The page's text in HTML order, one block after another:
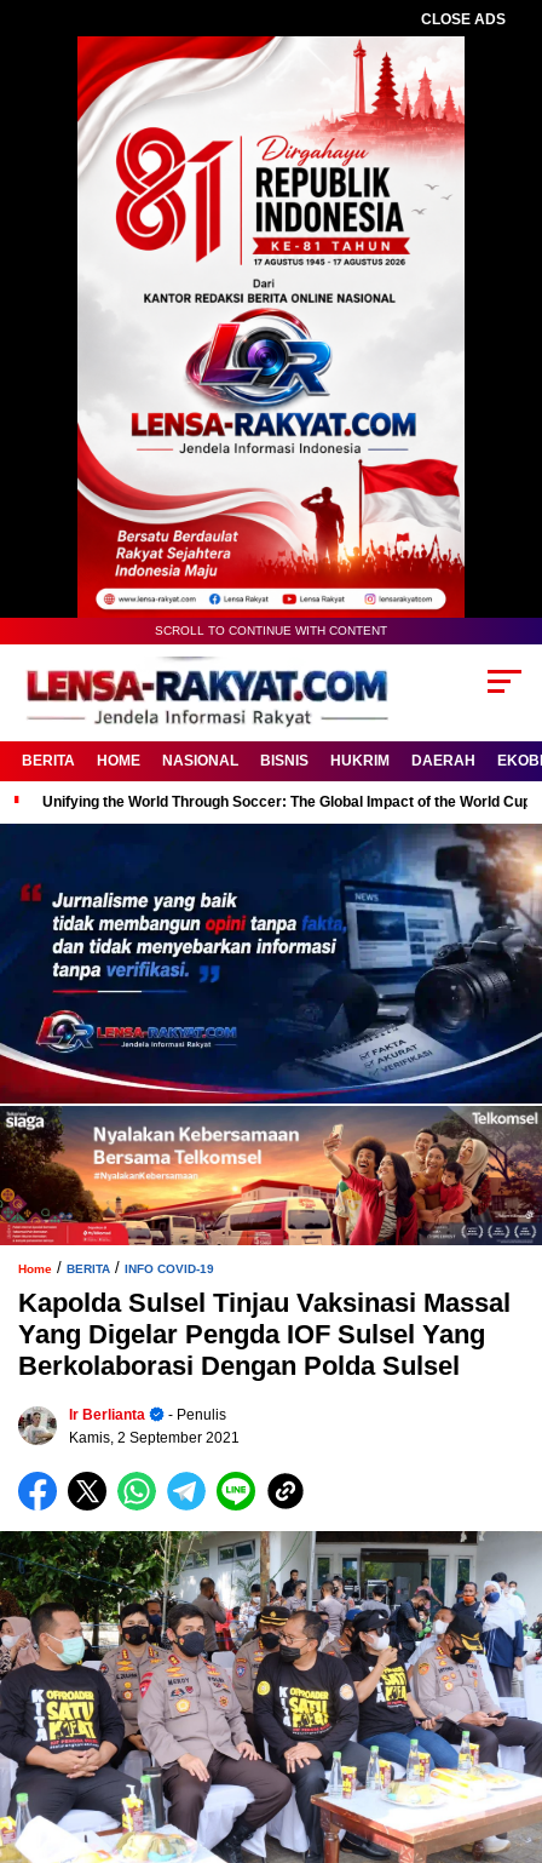
CLOSE ADS
SCROLL TO CONTINUE WITH CONTENT
BERITA HOME NASIONAL BISNIS HUKRIM DAERAH
Unifying the World Through Soccer: The Global Impact of the World Cup
Home / BERITA / INFO COVID-19
Kapolda Sulsel Tinjau Vaksinasi Massal
Yang Digelar Pengda IOF Sulsel Yang
Berkolaborasi Dengan Polda Sulsel
Ir Berlianta
- Penulis
Kamis, 2 September 2021